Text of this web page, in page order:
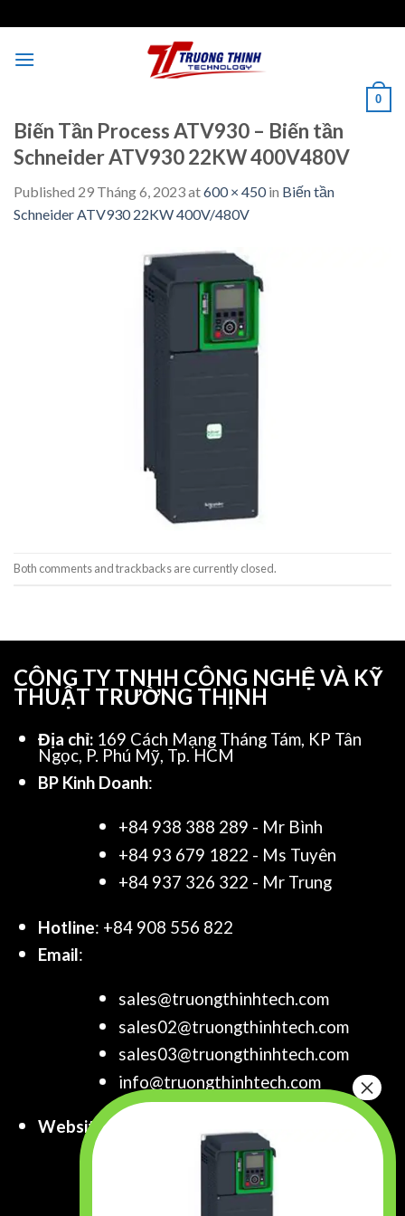
to
content
0
Biến Tần Process ATV930 – Biến tần
Schneider ATV930 22KW 400V480V
Published 29 Tháng 6, 2023at600 × 450in Biến tần
Schneider ATV930 22KW 400V/480V
Both comments and trackbacks are currently closed.
CÔNG TY TNHH CÔNG NGHỆ VÀ KỸ
THUẬT TRƯỜNG THỊNH
Địa chỉ: 169 Cách Mạng Tháng Tám, KP Tân
Ngọc, P. Phú Mỹ, Tp. HCM
BP Kinh Doanh:
+84 938 388 289 - Mr Bình
+84 93 679 1822 - Ms Tuyên
+84 937 326 322 - Mr Trung
Hotline: +84 908 556 822
Email:
sales@truongthinhtech.com
sales02@truongthinhtech.com
sales03@truongthinhtech.com
info@truongthinhtech.com
Website:
www.truongthinhtech.com
www.components.com.vn